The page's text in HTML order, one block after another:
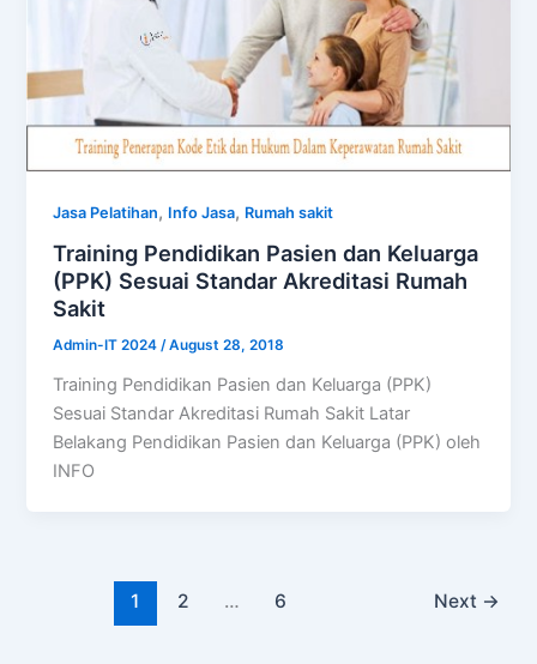
Jasa Pelatihan, Info Jasa, Rumah sakit
Training Pendidikan Pasien dan Keluarga
(PPK) Sesuai Standar Akreditasi Rumah
Sakit
Admin-IT 2024/August 28, 2018
Training Pendidikan Pasien dan Keluarga (PPK)
Sesuai Standar Akreditasi Rumah Sakit Latar
Belakang Pendidikan Pasien dan Keluarga (PPK) oleh
INFO
1 2 … 6 Next →